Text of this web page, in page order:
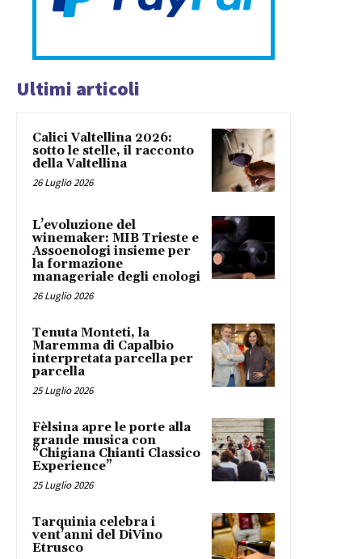
Ultimi articoli
Calici Valtellina 2026:
sotto le stelle, il racconto
della Valtellina
26 Luglio 2026
L’evoluzione del
winemaker: MIB Trieste e
Assoenologi insieme per
la formazione
manageriale degli enologi
26 Luglio 2026
Tenuta Monteti, la
Maremma di Capalbio
interpretata parcella per
parcella
25 Luglio 2026
Fèlsina apre le porte alla
grande musica con
“Chigiana Chianti Classico
Experience”
25 Luglio 2026
Tarquinia celebra i
vent’anni del DiVino
Etrusco